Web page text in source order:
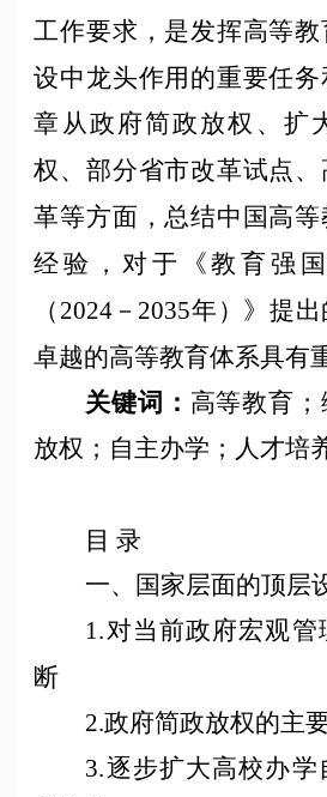
工作要求，是发挥高等
设中龙头作用的重要任
章从政府简政放权、扩
权、部分省市改革试点
革等方面，总结中国高
经验，对于《教育强
（2024－2035年）》提
卓越的高等教育体系具有
关键词 ： 高等教育
放权；自主办学；人才培
目 录
一、国家层面的顶层
1.对当前政府宏观管
断
2.政府简政放权的主
3.逐步扩大高校办